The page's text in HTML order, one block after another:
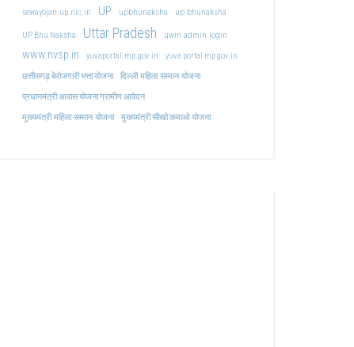
sewayojan.up.nic.in UP upbhunaksha up bhunaksha
UP Bhu Naksha Uttar Pradesh uwin admin login
www.nvsp.in yuvaportal.mp.gov.in
yuva portal mp gov.in
छत्तीसगढ़ बेरोजगारी भत्ता योजना
दिल्ली महिला सम्मान योजना
प्रधानमंत्री आवास योजना ग्रामीण आवेदन
मुख्यमंत्री महिला सम्मान योजना मुख्यमंत्री सीखो कमाओ योजना